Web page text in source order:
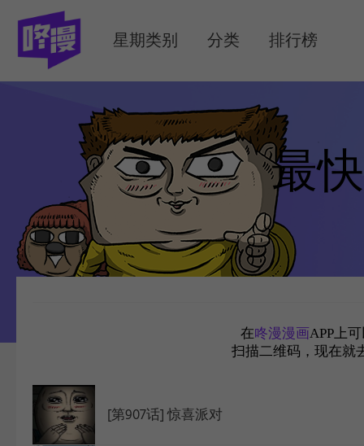
WEBTOON
星期类别 分类 排行榜
最
在咚漫漫画APP上
扫描二维码，现在就
[第907话] 惊喜派对